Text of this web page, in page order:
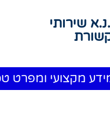
שירותי
מקצועי ומפרט